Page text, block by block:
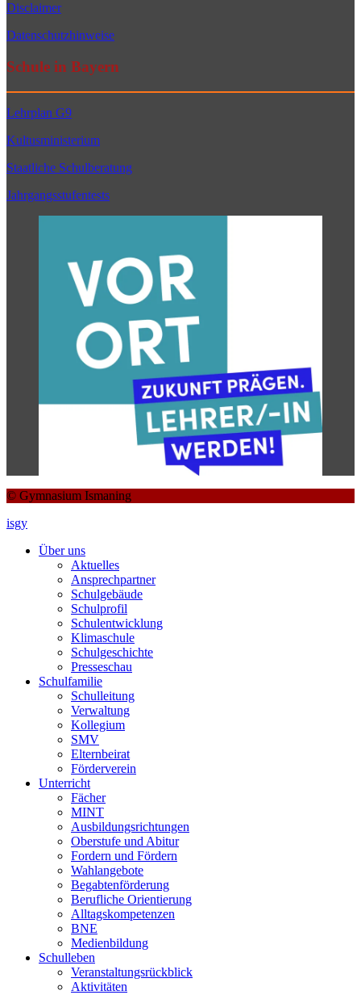
Disclaimer
Datenschutzhinweise
Schule in Bayern
Lehrplan G9
Kultusministerium
Staatliche Schulberatung
Jahrgangsstufentests
© Gymnasium Ismaning
isgy
Über uns
Aktuelles
Ansprechpartner
Schulgebäude
Schulprofil
Schulentwicklung
Klimaschule
Schulgeschichte
Presseschau
Schulfamilie
Schulleitung
Verwaltung
Kollegium
SMV
Elternbeirat
Förderverein
Unterricht
Fächer
MINT
Ausbildungsrichtungen
Oberstufe und Abitur
Fordern und Fördern
Wahlangebote
Begabtenförderung
Berufliche Orientierung
Alltagskompetenzen
BNE
Medienbildung
Schulleben
Veranstaltungsrückblick
Aktivitäten